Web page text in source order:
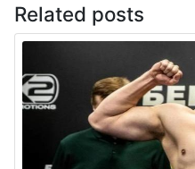
Related posts